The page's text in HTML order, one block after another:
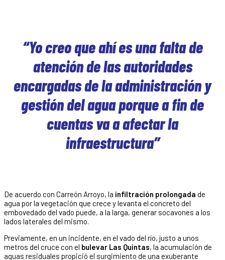
“Yo creo que ahí es una falta de
atención de las autoridades
encargadas de la administración y
gestión del agua porque a fin de
cuentas va a afectar la
infraestructura”
De acuerdo con Carreón Arroyo, la infiltración prolongada de
agua por la vegetación que crece y levanta el concreto del
embovedado del vado puede, a la larga, generar socavones a los
lados laterales del mismo.
Previamente, en un incidente, en el vado del río, justo a unos
metros del cruce con el bulevar Las Quintas, la acumulación de
aguas residuales propició el surgimiento de una exuberante